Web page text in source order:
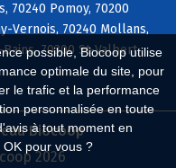
possible, Biocoop utilise
optimale du site, pour
le trafic et la performance
personnalisée en toute
à tout moment en
pour vous ?
70240 Pomoy, 70200
Vernois, 70240 Mollans,
70300 St-Valbert,
Biocoop
2026